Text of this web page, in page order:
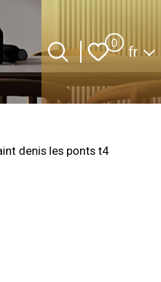
0 Langue
fr
denis les ponts t4